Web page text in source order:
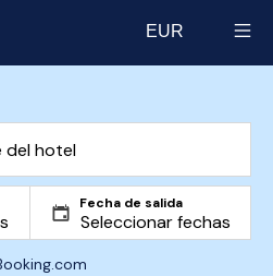
EUR
Fecha de salida